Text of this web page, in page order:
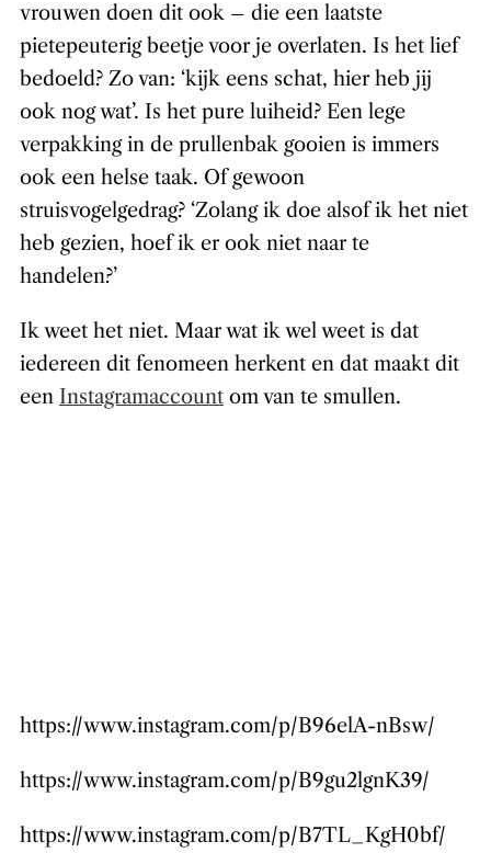
vrouwen doen dit ook – die een laatste
pietepeuterig beetje voor je overlaten. Is het lief
bedoeld? Zo van: ‘kijk eens schat, hier heb jij
ook nog wat’. Is het pure luiheid? Een lege
verpakking in de prullenbak gooien is immers
ook een helse taak. Of gewoon
struisvogelgedrag? ‘Zolang ik doe alsof ik het niet
heb gezien, hoef ik er ook niet naar te
handelen?’
Ik weet het niet. Maar wat ik wel weet is dat
iedereen dit fenomeen herkent en dat maakt dit
een Instagramaccountom van te smullen.
https://www.instagram.com/p/B96elA-nBsw/
https://www.instagram.com/p/B9gu2lgnK39/
https://www.instagram.com/p/B7TL_KgH0bf/